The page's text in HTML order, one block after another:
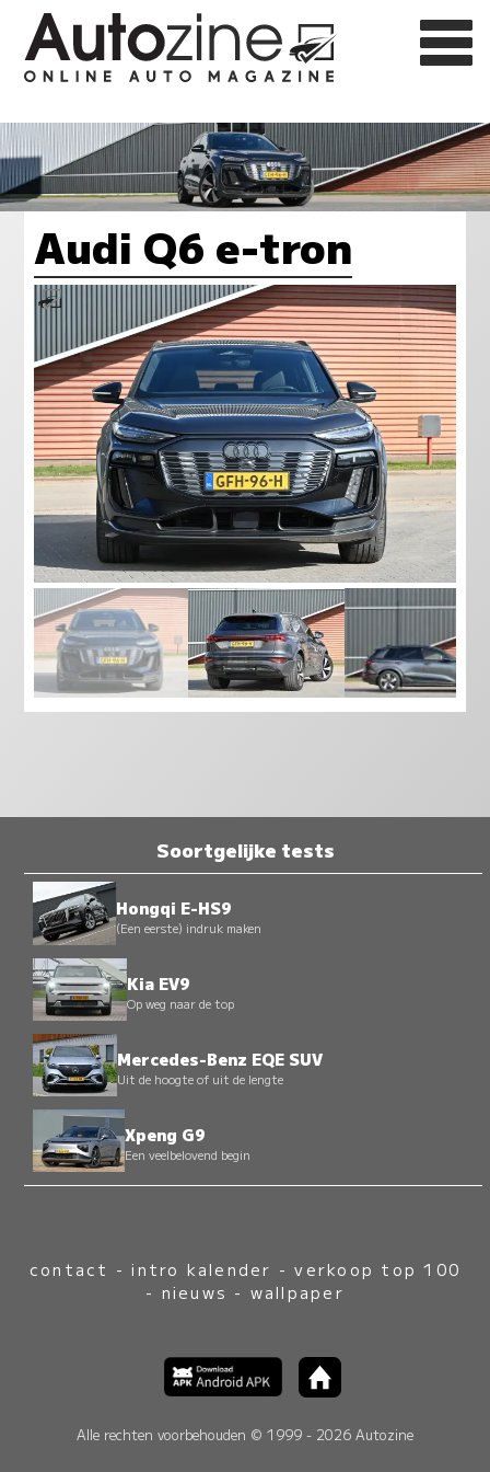
Audi Q6 e-tron
Soortgelijke tests
Hongqi E-HS9
(Een eerste) indruk maken
Kia EV9
Op weg naar de top
Mercedes-Benz EQE SUV
Uit de hoogte of uit de lengte
Xpeng G9
Een veelbelovend begin
contact -intro kalender -verkoop top 100
- nieuws - wallpaper
Alle rechten voorbehouden © 1999 - 2026 Autozine